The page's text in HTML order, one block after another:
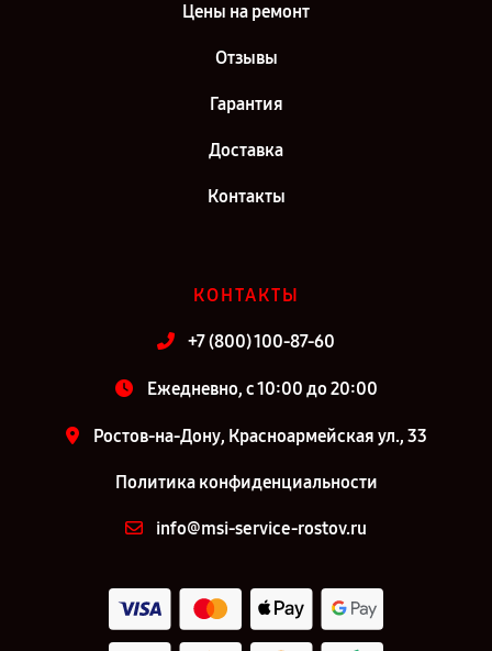
Цены на ремонт
Отзывы
Гарантия
Доставка
Контакты
КОНТАКТЫ
+7 (800) 100-87-60
Ежедневно, с 10:00 до 20:00
Ростов-на-Дону, Красноармейская ул., 33
Политика конфиденциальности
info@msi-service-rostov.ru